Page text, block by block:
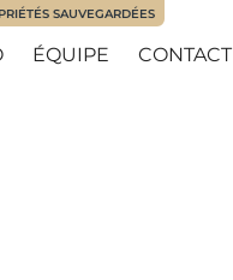
ÉQUIPE CONTACT
SAUVEGARDÉES